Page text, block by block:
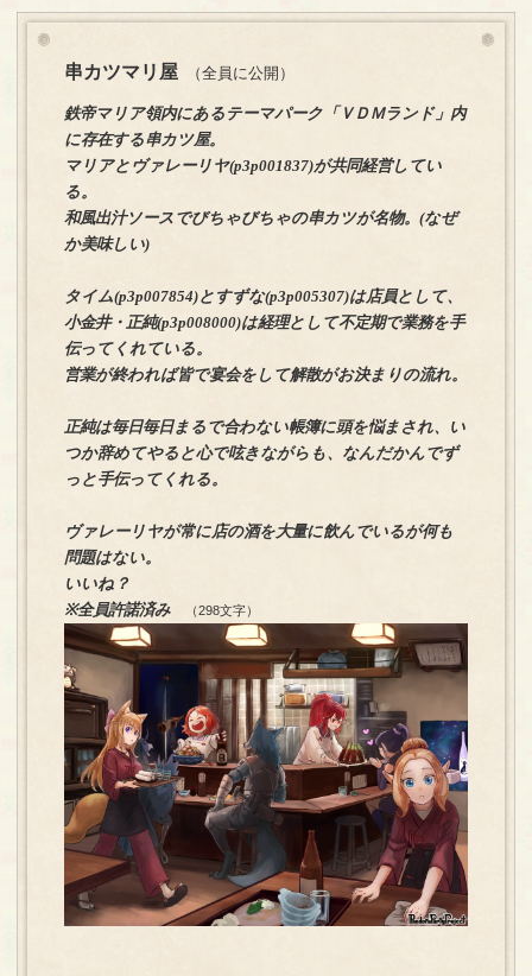
串カツマリ屋 （全員に公開）
鉄帝マリア領内にあるテーマパーク「ＶＤＭランド」内
に存在する串カツ屋。
マリアとヴァレーリヤ(p3p001837)が共同経営してい
る。
和風出汁ソースでびちゃびちゃの串カツが名物。(なぜ
か美味しい)
タイム(p3p007854)とすずな(p3p005307)は店員として、
小金井・正純(p3p008000)は経理として不定期で業務を手
伝ってくれている。
営業が終われば皆で宴会をして解散がお決まりの流れ。
正純は毎日毎日まるで合わない帳簿に頭を悩まされ、い
つか辞めてやると心で呟きながらも、なんだかんでず
っと手伝ってくれる。
ヴァレーリヤが常に店の酒を大量に飲んでいるが何も
問題はない。
いいね？
※全員許諾済み
（298文字）